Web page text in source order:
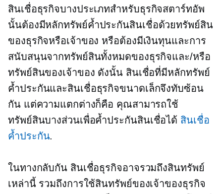
สินเชื่อธุรกิจบางประเภทสำหรับธุรกิจสตาร์ทอัพ
นั้นต้องมีหลักทรัพย์ค้ำประกันสินเชื่อด้วยทรัพย์สิน
ของธุรกิจหรือเจ้าของ หรือต้องมีเงินทุนและการ
สนับสนุนจากทรัพย์สินทั้งหมดของธุรกิจและ/หรือ
ทรัพย์สินของเจ้าของ ดังนั้น สินเชื่อที่มีหลักทรัพย์
ค้ำประกันและสินเชื่อธุรกิจขนาดเล็กจึงทับซ้อน
กัน แต่ความแตกต่างก็คือ คุณสามารถใช้
ทรัพย์สินบางส่วนเพื่อค้ำประกันสินเชื่อได้ สินเชื่อ
ค้ำประกัน.
ในทางกลับกัน สินเชื่อธุรกิจอาจรวมถึงสินทรัพย์
เหล่านี้ รวมถึงการใช้สินทรัพย์ของเจ้าของธุรกิจ